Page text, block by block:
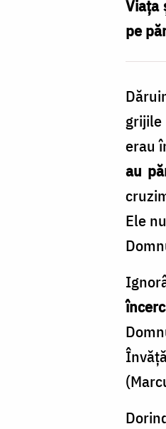
Viața
pe
grijile
erau
au
Ele